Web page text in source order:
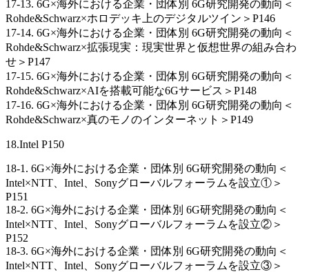
17-13. 6G×海外における企業・団体別 6G研究開発の動向＜
Rohde&Schwarz×ホロデッキ上のデジタルツイン＞P146
17-14. 6G×海外における企業・団体別 6G研究開発の動向＜
Rohde&Schwarz×拡張現実：現実世界と仮想世界の組み合わ
せ＞P147
17-15. 6G×海外における企業・団体別 6G研究開発の動向＜
Rohde&Schwarz×AIを搭載可能な6Gサービス＞P148
17-16. 6G×海外における企業・団体別 6G研究開発の動向＜
Rohde&Schwarz×真のモノのインターネット＞P149
18.Intel P150
18-1. 6G×海外における企業・団体別 6G研究開発の動向＜
Intel×NTT、Intel、Sonyグローバルフォーラムを設立①＞
P151
18-2. 6G×海外における企業・団体別 6G研究開発の動向＜
Intel×NTT、Intel、Sonyグローバルフォーラムを設立②＞
P152
18-3. 6G×海外における企業・団体別 6G研究開発の動向＜
Intel×NTT、Intel、Sonyグローバルフォーラムを設立③＞